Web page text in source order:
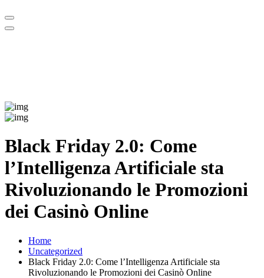
Black Friday 2.0: Come
l’Intelligenza Artificiale sta
Rivoluzionando le Promozioni
dei Casinò Online
Home
Uncategorized
Black Friday 2.0: Come l’Intelligenza Artificiale sta
Rivoluzionando le Promozioni dei Casinò Online